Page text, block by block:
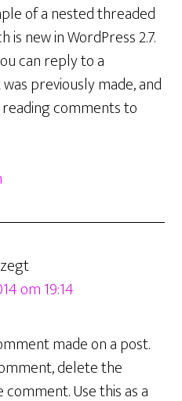
of a nested threaded
is new in WordPress 2.7.
can reply to a
previously made, and
comments to
zegt
om 19:14
made on a post.
delete the
Use this as a